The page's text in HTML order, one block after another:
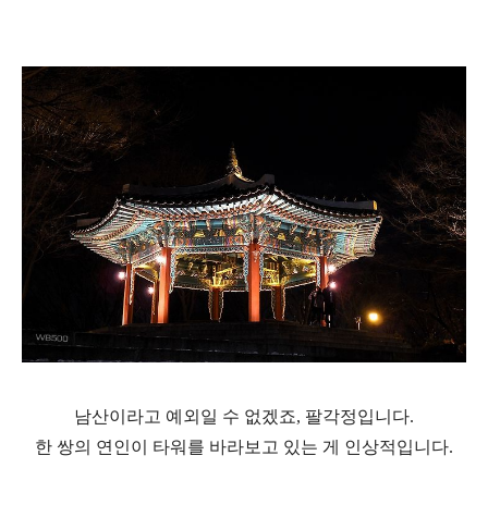
남산이라고 예외일 수 없겠죠, 팔각정입니다.
한 쌍의 연인이 타워를 바라보고 있는 게 인상적입니다.